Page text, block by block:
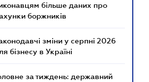
більше даних про
боржників
зміни у серпні 2026
бізнесу в Україні
за тиждень: державний